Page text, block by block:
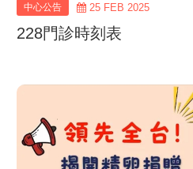
中心公告 25 FEB 2025
228門診時刻表
view
more